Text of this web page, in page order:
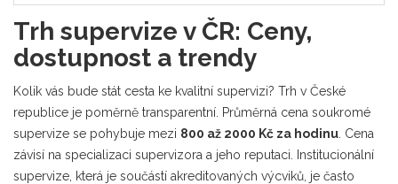
Trh supervize v ČR: Ceny,
dostupnost a trendy
Kolik vás bude stát cesta ke kvalitní supervizi? Trh v České
republice je poměrně transparentní. Průměrná cena soukromé
supervize se pohybuje mezi 800 až 2000 Kč za hodinu . Cena
závisí na specializaci supervizora a jeho reputaci. Institucionální
supervize, která je součástí akreditovaných výcviků, je často